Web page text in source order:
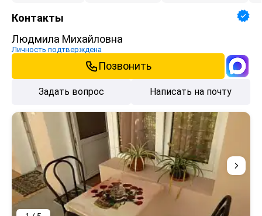
Контакты
Людмила Михайловна
Личность подтверждена
Позвонить
Задать вопрос Написать на почту